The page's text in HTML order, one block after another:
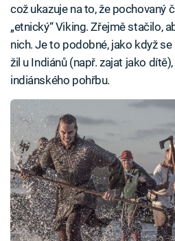
což ukazuje na to, že pochovaný
„etnický“ Viking. Zřejmě stačilo,
nich. Je to podobné, jako když
žil u Indiánů (např. zajat jako
indiánského pohřbu.